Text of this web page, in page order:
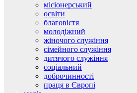
місіонерський
освіти
благовістя
молодіжний
жіночого служіння
сімейного служіння
дитячого служіння
соціальний
доброчинності
праця в Європі